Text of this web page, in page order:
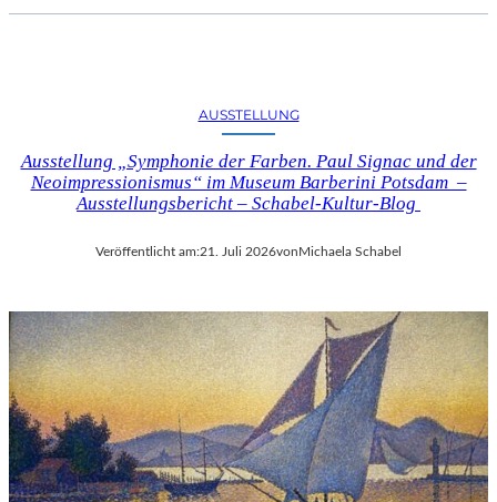
AUSSTELLUNG
Ausstellung „Symphonie der Farben. Paul Signac und der
Neoimpressionismus“ im Museum Barberini Potsdam –
Ausstellungsbericht – Schabel-Kultur-Blog
Veröffentlicht am:21. Juli 2026von Michaela Schabel